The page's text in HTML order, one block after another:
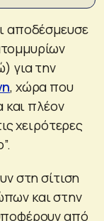
αποδέσμευσε
για την
, χώρα που
και πλέον
χειρότερες
στη σίτιση
και στην
από